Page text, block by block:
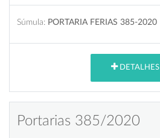
Súmula: PORTARIA FERIAS 385-2020
DETALHES
Portarias 385/2020